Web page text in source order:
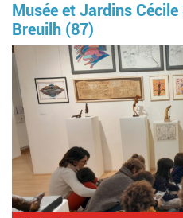
Musée et Jardins
Breuilh (87)